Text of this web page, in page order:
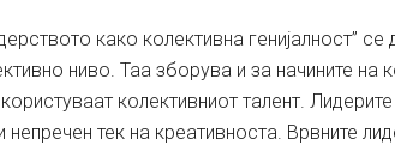
како колективна генијалност”
ниво. Таа зборува и за начините на
колективниот талент.
непречен тек на креативноста. Врвните